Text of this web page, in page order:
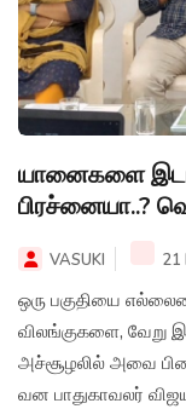
யானைகளை
பிரச்னையா..?
VASUKI 21
ஒரு பகுதியை
விலங்குகளை, வேறு
அச்சூழலில் அவை
வன பாதுகாவலர்